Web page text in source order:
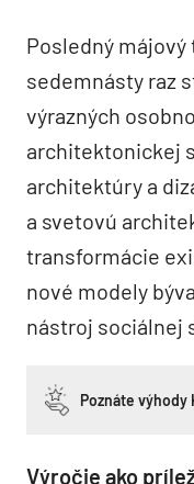
Posledný májový
sedemnásty raz
výrazných
architektonickej
architektúry a
a svetovú
transformácie
nové modely
nástroj sociálnej
Poznáte výhody
Výročie ako